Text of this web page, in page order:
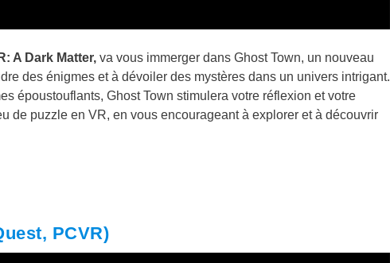
A Dark Matter,va vous immerger dans Ghost Town, un nouveau
des énigmes et à dévoiler des mystères dans un univers intrigant.
époustouflants, Ghost Town stimulera votre réflexion et votre
de puzzle en VR, en vous encourageant à explorer et à découvrir
PCVR)